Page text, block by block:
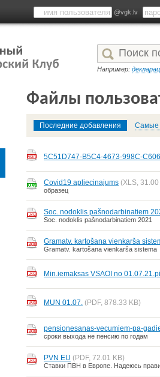
@vgk.lv
Например:
Файлы
Последние добавления Самые
5C51D747-B5C4-4673-998C-
Covid19 apliecinajums (XLS,
образец
Soc. nodoklis pašnodarbinatiem
Soc. nodoklis pašnodarbinatiem 2021
Gramatv. kartošana vienkarša
Gramatv. kartošana vienkarša sistema
Min.iemaksas VSAOI no
MUN 01.07. (PDF, 878.33 KB)
pensionesanas-vecumiem-pa-
сроки выхода не пенсию по годам
PVN EU (PDF, 72.01 KB)
Ставки ПВН в Европе. Надеюсь